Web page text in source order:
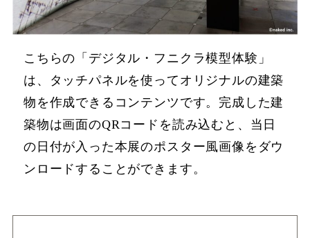
こちらの「デジタル・フニクラ模型体験」
は、タッチパネルを使ってオリジナルの建築
物を作成できるコンテンツです。完成した建
築物は画面のQRコードを読み込むと、当日
の日付が入った本展のポスター風画像をダウ
ンロードすることができます。